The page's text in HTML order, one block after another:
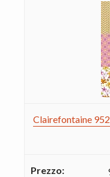
Clairefontaine